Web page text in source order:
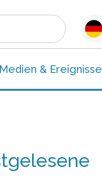
Medien & Ereignisse